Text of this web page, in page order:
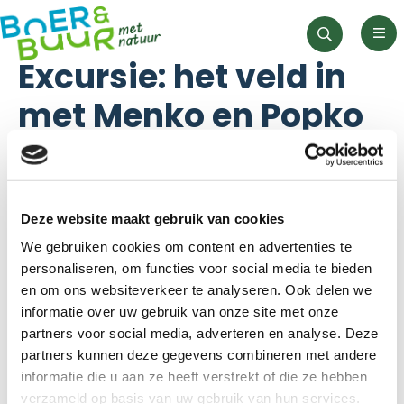
Deze website maakt gebruik van cookies
We gebruiken cookies om content en advertenties te
personaliseren, om functies voor social media te bieden
en om ons websiteverkeer te analyseren. Ook delen we
informatie over uw gebruik van onze site met onze
partners voor social media, adverteren en analyse. Deze
partners kunnen deze gegevens combineren met andere
informatie die u aan ze heeft verstrekt of die ze hebben
verzameld op basis van uw gebruik van hun services.
Zoeken
Excursie: het veld in
met Menko en Popko
Datum:24 mei
Locatie:Boerderij Ommeland, Lageweg 19, 9797
TA Thesinge
Bekijk het hier